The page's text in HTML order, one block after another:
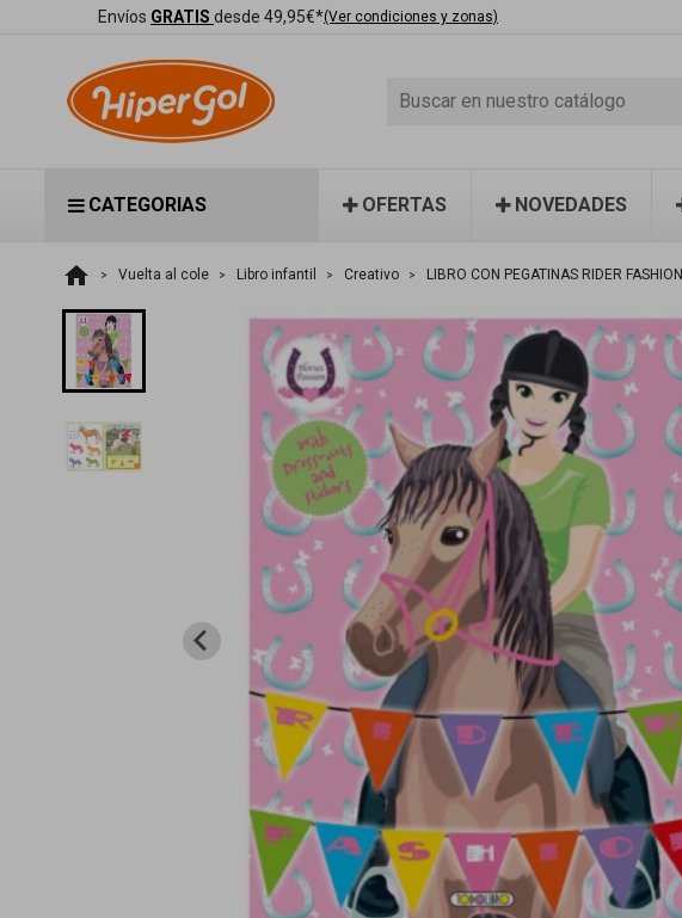
Envíos GRATIS desde 49,95€*(Ver condiciones y zonas)
CATEGORIAS OFERTAS NOVEDADES
home Vuelta al cole Libro infantil Creativo LIBRO CON PEGATINAS RIDER FASHION